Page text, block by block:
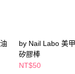
相關給付款項請求債
by Nail Labo 美
矽膠棒
NT$50